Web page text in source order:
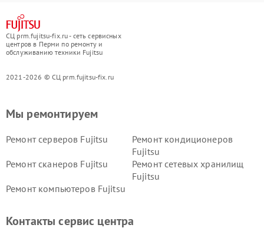
СЦ prm.fujitsu-fix.ru - сеть сервисных
центров в Перми по ремонту и
обслуживанию техники Fujitsu
2021-2026 © СЦ prm.fujitsu-fix.ru
Мы ремонтируем
Ремонт серверов Fujitsu
Ремонт кондиционеров
Fujitsu
Ремонт сканеров Fujitsu
Ремонт сетевых хранилищ
Fujitsu
Ремонт компьютеров Fujitsu
Контакты сервис центра